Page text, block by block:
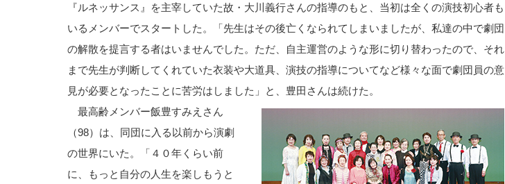
『ルネッサンス』を主宰していた故・大川義行さんの指導のもと、当初は全くの演技初心者も
いるメンバーでスタートした。「先生はその後亡くなられてしまいましたが、私達の中で劇団
の解散を提言する者はいませんでした。ただ、自主運営のような形に切り替わったので、それ
まで先生が判断してくれていた衣装や大道具、演技の指導についてなど様々な面で劇団員の意
見が必要となったことに苦労はしました」と、豊田さんは続けた。
最高齢メンバー飯豊すみえさん
（98）は、同団に入る以前から演劇
の世界にいた。「４０年くらい前
に、もっと自分の人生を楽しもうと